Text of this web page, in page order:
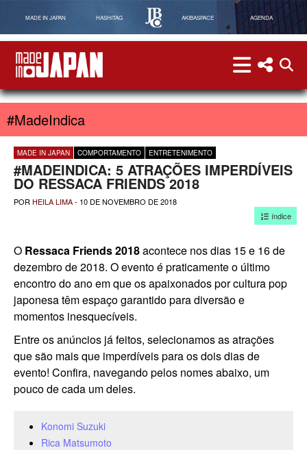
MADE IN JAPAN HASHITAG AKIBASPACE AGENDA
menu menu
#MadeIndica
MADE IN JAPAN COMPORTAMENTO ENTRETENIMENTO
#MADEINDICA: 5 ATRAÇÕES IMPERDÍVEIS
DO RESSACA FRIENDS 2018
POR HEILA LIMA- 10 DE NOVEMBRO DE 2018
índice
O Ressaca Friends 2018acontece nos dias 15 e 16 de
dezembro de 2018. O evento é praticamente o último
encontro do ano em que os apaixonados por cultura pop
japonesa têm espaço garantido para diversão e
momentos inesquecíveis.
Entre os anúncios já feitos, selecionamos as atrações
que são mais que imperdíveis para os dois dias de
evento! Confira, navegando pelos nomes abaixo, um
pouco de cada um deles.
Konomi Suzuki
Rica Matsumoto